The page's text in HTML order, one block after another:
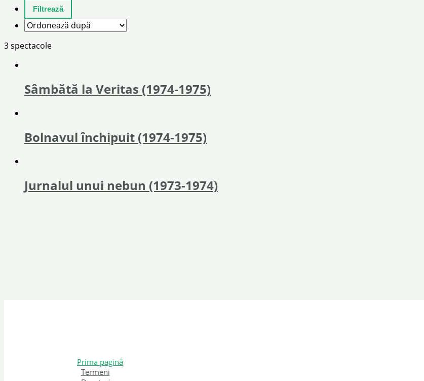
3 spectacole
Sâmbătă la Veritas (1974-1975)
Bolnavul închipuit (1974-1975)
Jurnalul unui nebun (1973-1974)
Prima pagină
Termeni